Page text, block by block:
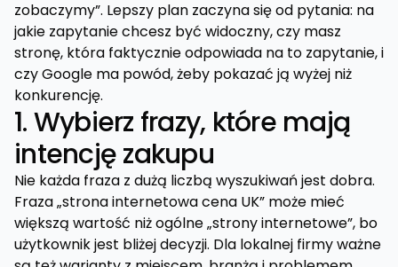
zobaczymy”. Lepszy plan zaczyna się od pytania: na
jakie zapytanie chcesz być widoczny, czy masz
stronę, która faktycznie odpowiada na to zapytanie, i
czy Google ma powód, żeby pokazać ją wyżej niż
konkurencję.
1. Wybierz frazy, które mają
intencję zakupu
Nie każda fraza z dużą liczbą wyszukiwań jest dobra.
Fraza „strona internetowa cena UK” może mieć
większą wartość niż ogólne „strony internetowe”, bo
użytkownik jest bliżej decyzji. Dla lokalnej firmy ważne